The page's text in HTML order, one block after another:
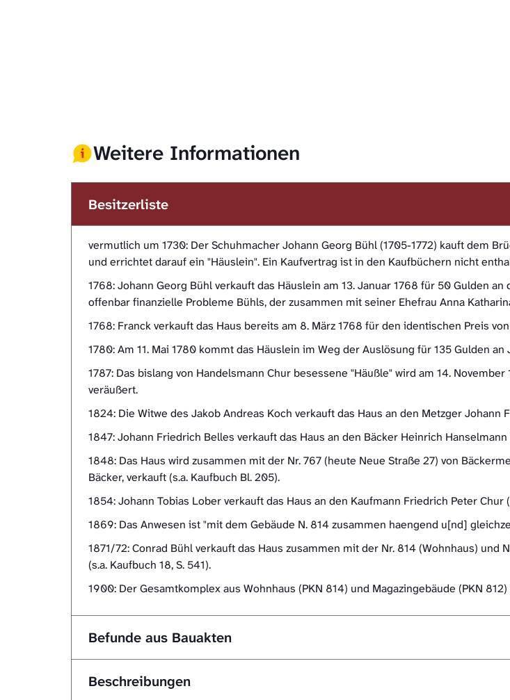
Weitere Informationen
Besitzerliste
vermutlich um 1730: Der Schuhmacher Johann Georg Bühl (1705-1772) kauft dem
und errichtet darauf ein "Häuslein". Ein Kaufvertrag ist in den Kaufbüchern nicht
1768: Johann Georg Bühl verkauft das Häuslein am 13. Januar 1768 für 50 Gulden
offenbar finanzielle Probleme Bühls, der zusammen mit seiner Ehefrau Anna
1768: Franck verkauft das Haus bereits am 8. März 1768 für den identischen Preis
1780: Am 11. Mai 1780 kommt das Häuslein im Weg der Auslösung für 135 Gulden
1787: Das bislang von Handelsmann Chur besessene "Häußle" wird am 14.
veräußert.
1824: Die Witwe des Jakob Andreas Koch verkauft das Haus an den Metzger Johann
1847: Johann Friedrich Belles verkauft das Haus an den Bäcker Heinrich Hanselmann
1848: Das Haus wird zusammen mit der Nr. 767 (heute Neue Straße 27) von
Bäcker, verkauft (s.a. Kaufbuch Bl. 205).
1854: Johann Tobias Lober verkauft das Haus an den Kaufmann Friedrich Peter Chur
1869: Das Anwesen ist "mit dem Gebäude N. 814 zusammen haengend u[nd]
1871/72: Conrad Bühl verkauft das Haus zusammen mit der Nr. 814 (Wohnhaus) und
(s.a. Kaufbuch 18, S. 541).
1900: Der Gesamtkomplex aus Wohnhaus (PKN 814) und Magazingebäude (PKN
Befunde aus Bauakten
Beschreibungen